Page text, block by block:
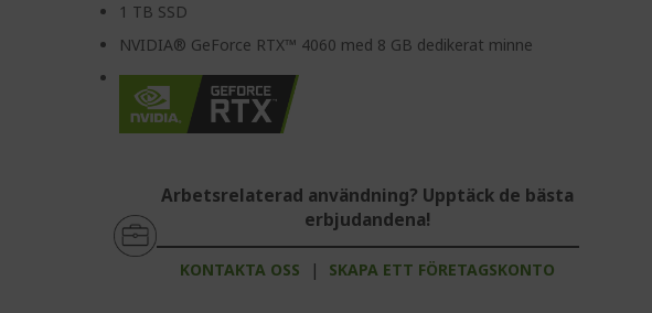
1 TB SSD
NVIDIA® GeForce RTX™ 4060 med 8 GB dedikerat minne
Arbetsrelaterad användning? Upptäck de bästa
erbjudandena!
KONTAKTA OSS | SKAPA ETT FÖRETAGSKONTO